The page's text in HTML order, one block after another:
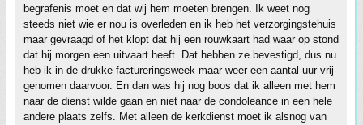
begrafenis moet en dat wij hem moeten brengen. Ik weet nog
steeds niet wie er nou is overleden en ik heb het verzorgingstehuis
maar gevraagd of het klopt dat hij een rouwkaart had waar op stond
dat hij morgen een uitvaart heeft. Dat hebben ze bevestigd, dus nu
heb ik in de drukke factureringsweek maar weer een aantal uur vrij
genomen daarvoor. En dan was hij nog boos dat ik alleen met hem
naar de dienst wilde gaan en niet naar de condoleance in een hele
andere plaats zelfs. Met alleen de kerkdienst moet ik alsnog van